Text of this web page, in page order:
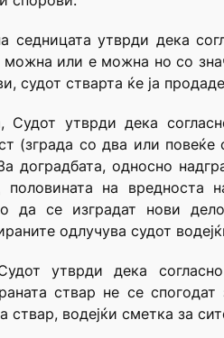
седницата утврди дека
или е можна но со
судот стварта ќе ја
Судот утврди дека
(зграда со два или
доградбата, односно
половината на вредноста
да се изградат нови
одлучува судот
утврди дека
ствар не се
ствар, водејќи сметка за